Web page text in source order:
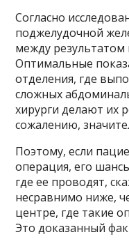
Согласно
поджелудочной
между
Оптимальные
отделения, где
сложных
хирурги делают их
сожалению,
Поэтому, если
операция, его
где ее проводят,
несравнимо ниже,
центре, где такие
Это доказанный